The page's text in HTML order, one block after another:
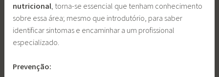
nutricional , torna-se essencial que tenham conhecimento
sobre essa área; mesmo que introdutório, para saber
identificar sintomas e encaminhar a um profissional
especializado.
Prevenção: